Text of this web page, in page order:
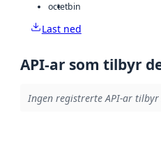
octetbin
Last ned
API-ar som tilbyr
Ingen registrerte API-ar